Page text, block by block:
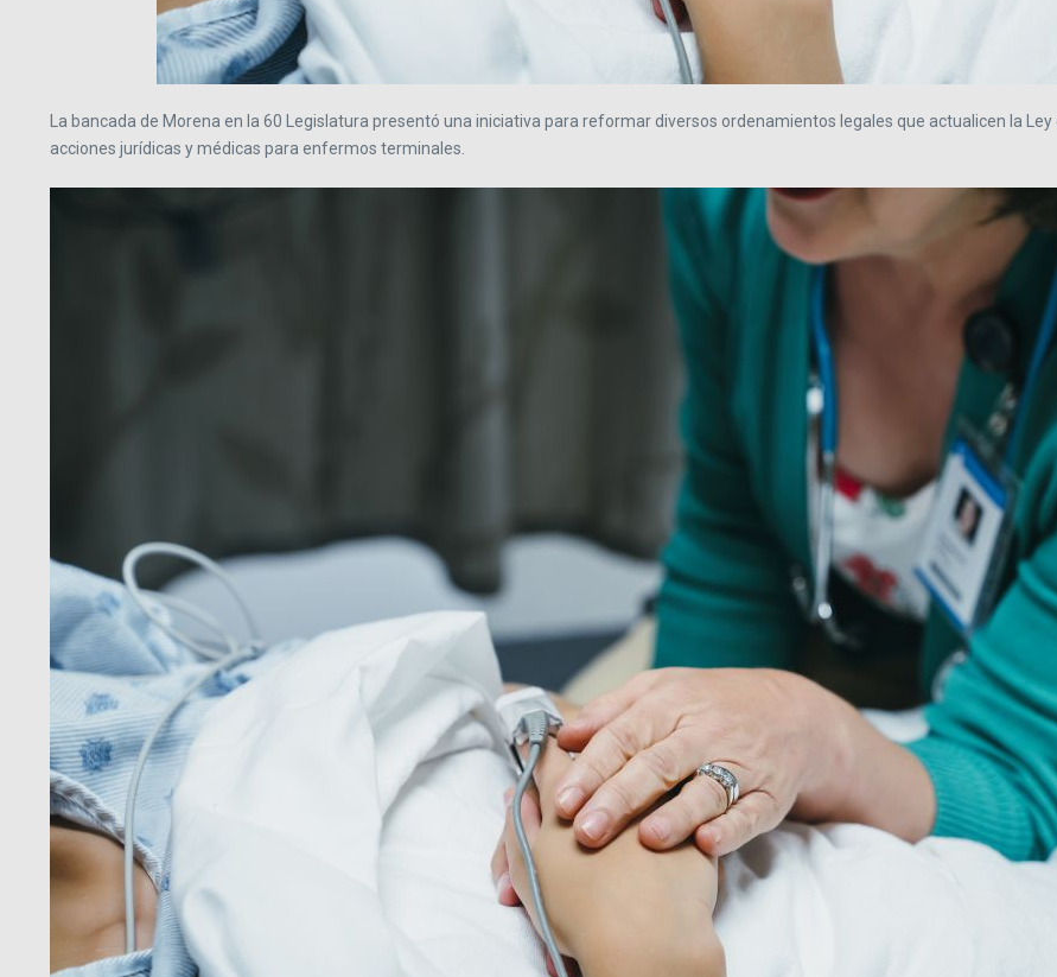
La bancada de Morena en la 60 Legislatura presentó una iniciativa para reformar diversos ordenamientos legales que actualicen la
acciones jurídicas y médicas para enfermos terminales.